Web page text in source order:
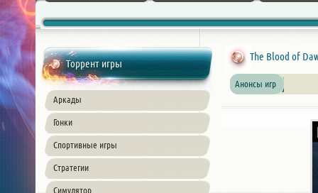
Торрент игры
Аркады
Гонки
Спортивные игры
Стратегии
Симулятор
The Blood of
Анонсы игр